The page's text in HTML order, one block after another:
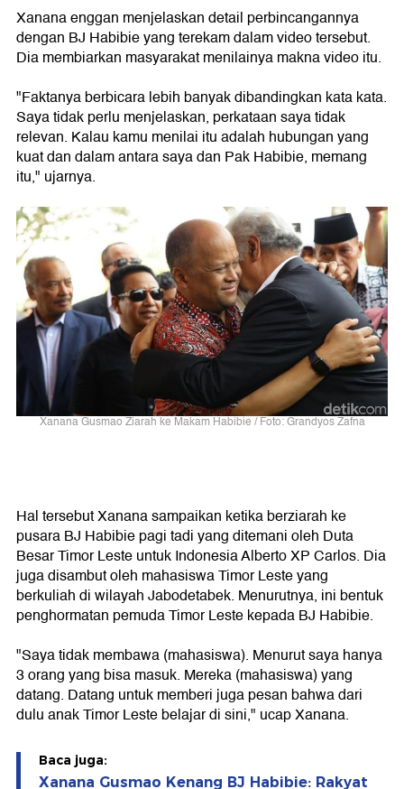
Xanana enggan menjelaskan detail perbincangannya
dengan BJ Habibie yang terekam dalam video tersebut.
Dia membiarkan masyarakat menilainya makna video itu.
"Faktanya berbicara lebih banyak dibandingkan kata kata.
Saya tidak perlu menjelaskan, perkataan saya tidak
relevan. Kalau kamu menilai itu adalah hubungan yang
kuat dan dalam antara saya dan Pak Habibie, memang
itu," ujarnya.
Xanana Gusmao Ziarah ke Makam Habibie / Foto: Grandyos Zafna
Hal tersebut Xanana sampaikan ketika berziarah ke
pusara BJ Habibie pagi tadi yang ditemani oleh Duta
Besar Timor Leste untuk Indonesia Alberto XP Carlos. Dia
juga disambut oleh mahasiswa Timor Leste yang
berkuliah di wilayah Jabodetabek. Menurutnya, ini bentuk
penghormatan pemuda Timor Leste kepada BJ Habibie.
"Saya tidak membawa (mahasiswa). Menurut saya hanya
3 orang yang bisa masuk. Mereka (mahasiswa) yang
datang. Datang untuk memberi juga pesan bahwa dari
dulu anak Timor Leste belajar di sini," ucap Xanana.
Baca juga:
Xanana Gusmao Kenang BJ Habibie: Rakyat